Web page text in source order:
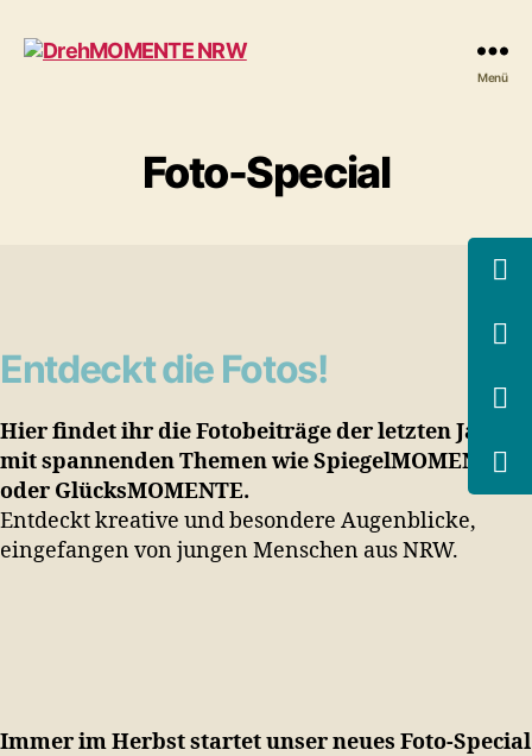
Menü
Foto-Special
Entdeckt die Fotos!
Hier findet ihr die Fotobeiträge der letzten Jahre,
mit spannenden Themen wie SpiegelMOMENTE
oder GlücksMOMENTE.
Entdeckt kreative und besondere Augenblicke,
eingefangen von jungen Menschen aus NRW.
Immer im Herbst startet unser neues Foto-Special